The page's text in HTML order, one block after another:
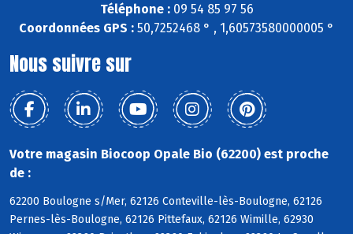
Téléphone :09 54 85 97 56
Coordonnées GPS : 50,7252468 ° , 1,60573580000005 °
Nous suivre sur
Votre magasin Biocoop Opale Bio (62200) est proche
de :
62200 Boulogne s/Mer, 62126 Conteville-lès-Boulogne, 62126
Pernes-lès-Boulogne, 62126 Pittefaux, 62126 Wimille, 62930